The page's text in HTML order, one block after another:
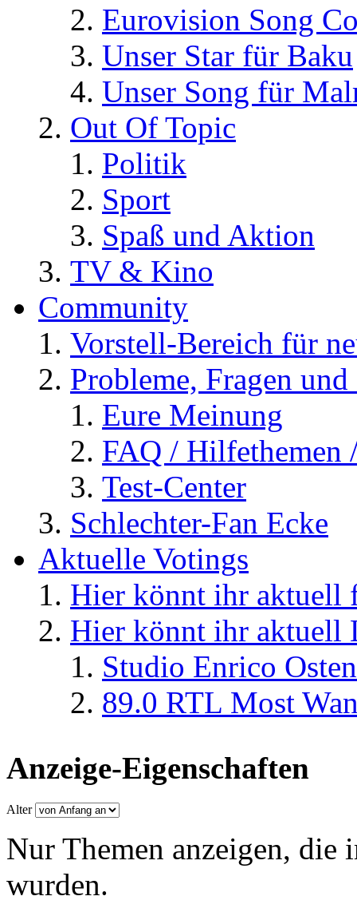
Eurovision Song
Unser Star für Baku
Unser Song für
Out Of Topic
Politik
Sport
Spaß und Aktion
TV & Kino
Community
Vorstell-Bereich für
Probleme, Fragen
Eure Meinung
FAQ / Hilfethemen
Test-Center
Schlechter-Fan Ecke
Aktuelle Votings
Hier könnt ihr aktuell
Hier könnt ihr aktuell
Studio Enrico
89.0 RTL Most
Anzeige-Eigenschaften
Alter
Nur Themen anzeigen, die
wurden.